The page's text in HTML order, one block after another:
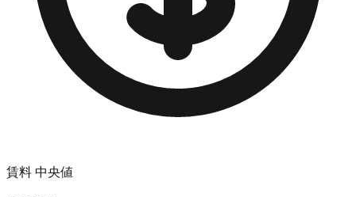
賃料 中央値